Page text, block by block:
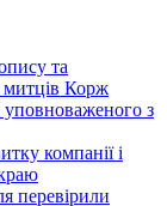
та
митців Корж
уповноваженого з
компанії і
перевірили